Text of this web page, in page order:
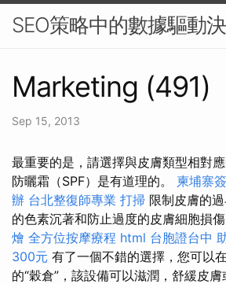
SEO策略中的數據驅動
Marketing (491)
Sep 15, 2013
最重要的是，請選擇與皮膚類型相對
防曬霜（SPF）是有道理的。 柬埔寨
辦 台北整復師專業 打掃 限制皮膚的
的色素沉著和防止過度的皮膚細胞損傷
燴 全方位按摩療程 html 台胞證台中
300元 有了一個不錯的選擇，您可以
的“穀倉”，該設備可以滋潤，舒緩皮